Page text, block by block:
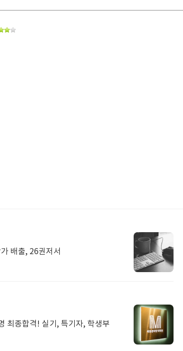
배출, 26권저서
기자, 학생부